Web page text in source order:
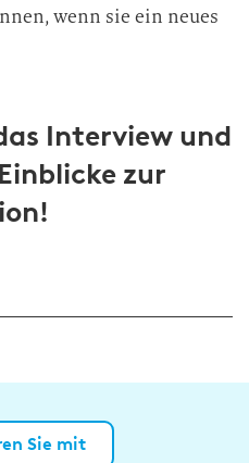
wenn sie ein neues
Interview und
zur
Sie mit